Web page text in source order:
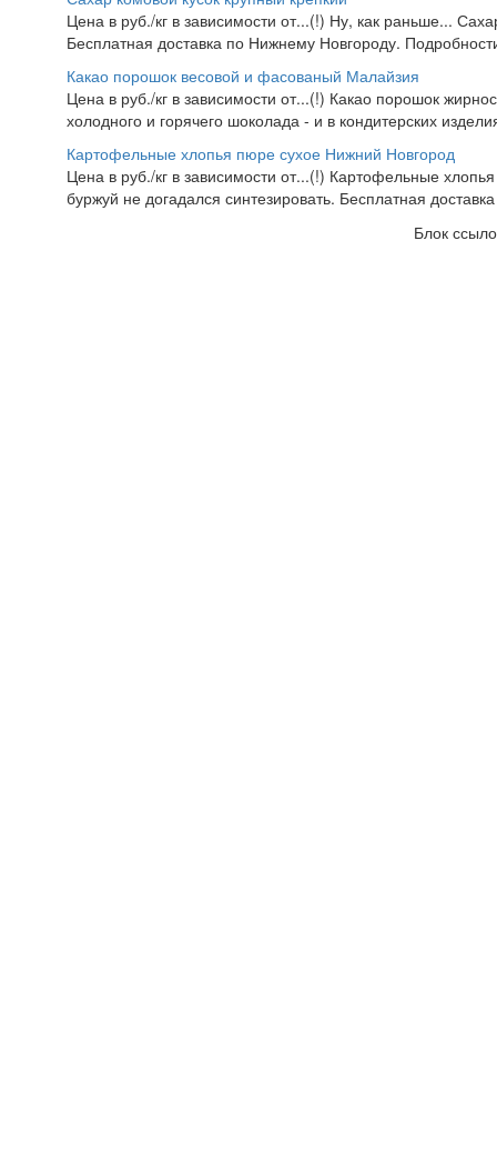
Цена в руб./кг в зависимости от...(!) Ну, как раньше...
Бесплатная доставка по Нижнему Новгороду.
Какао порошок весовой и фасованый Малайзия
Цена в руб./кг в зависимости от...(!) Какао порошок
холодного и горячего шоколада - и в кондитерских
Картофельные хлопья пюре сухое Нижний Новгород
Цена в руб./кг в зависимости от...(!) Картофельные
буржуй не догадался синтезировать. Бесплатная
Блок